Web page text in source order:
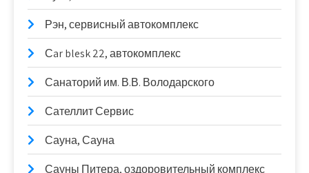
Рэн, сервисный автокомплекс
Сar blesk 22, автокомплекс
Санаторий им. В.В. Володарского
Сателлит Сервис
Сауна, Сауна
Сауны Питера, оздоровительный комплекс